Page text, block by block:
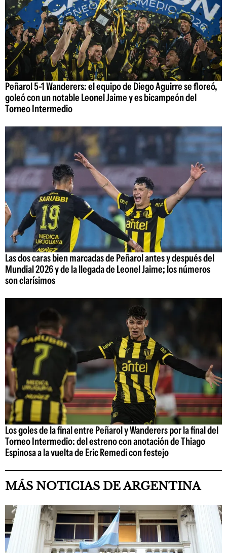
Peñarol 5-1 Wanderers: el equipo de Diego Aguirre se floreó,
goleó con un notable Leonel Jaime y es bicampeón del
Torneo Intermedio
Las dos caras bien marcadas de Peñarol antes y después del
Mundial 2026 y de la llegada de Leonel Jaime; los números
son clarísimos
Los goles de la final entre Peñarol y Wanderers por la final del
Torneo Intermedio: del estreno con anotación de Thiago
Espinosa a la vuelta de Eric Remedi con festejo
MÁS NOTICIAS DE ARGENTINA